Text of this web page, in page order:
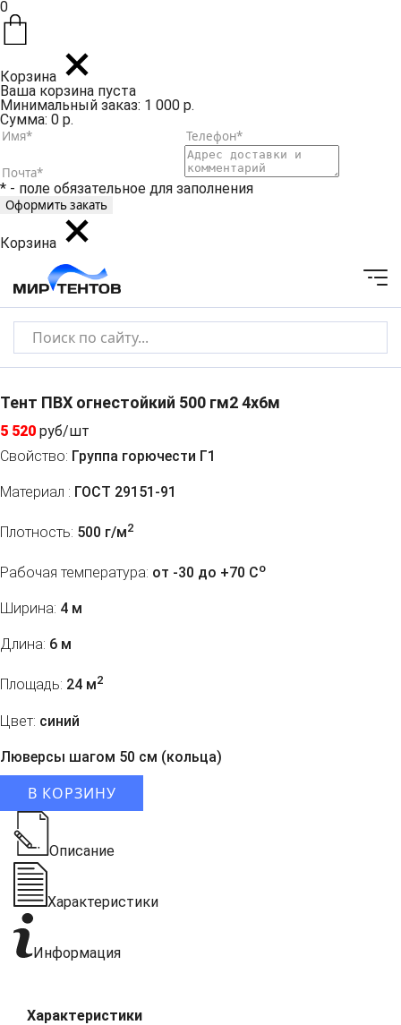
0
Корзина
Ваша корзина пуста
Минимальный заказ: 1 000 р.
Сумма: 0 р.
* - поле обязательное для заполнения
Корзина
Тент ПВХ огнестойкий 500 гм2 4х6м
5 520 руб/шт
Свойство: Группа горючести Г1
Материал : ГОСТ 29151-91
Плотность: 500 г/м2
Рабочая температура: от -30 до +70 Co
Ширина: 4 м
Длина: 6 м
Площадь: 24 м2
Цвет: синий
Люверсы шагом 50 см (кольца)
В КОРЗИНУ
Описание
Характеристики
Информация
Характеристики